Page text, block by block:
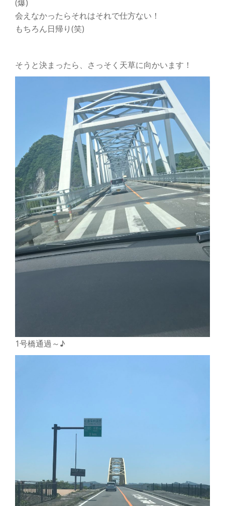
(爆)
会えなかったらそれはそれで仕方ない！
もちろん日帰り(笑)
そうと決まったら、さっそく天草に向かいます！
1号橋通過～♪